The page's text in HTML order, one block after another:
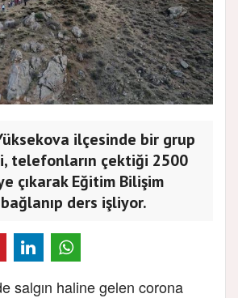
ilçesinde bir grup
telefonların çektiği 2500
çıkarak Eğitim Bilişim
ders işliyor.
salgın haline gelen corona